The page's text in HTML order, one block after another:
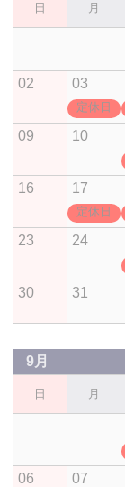
日 月
02 03
定休日
09 10
16 17
定休日
23 24
30 31
9月
日 月
06 07